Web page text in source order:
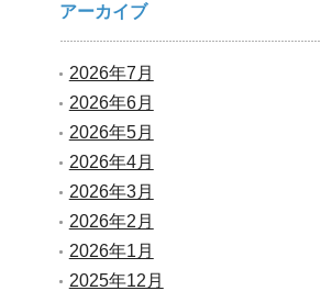
アーカイブ
2026年7月
2026年6月
2026年5月
2026年4月
2026年3月
2026年2月
2026年1月
2025年12月